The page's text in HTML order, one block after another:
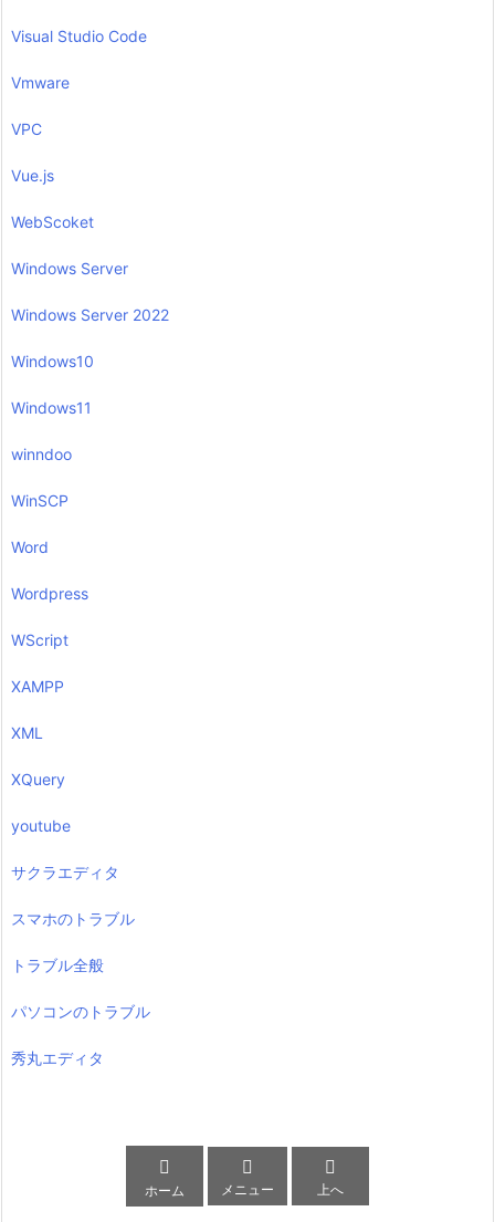
Visual Studio Code
Vmware
VPC
Vue.js
WebScoket
Windows Server
Windows Server 2022
Windows10
Windows11
winndoo
WinSCP
Word
Wordpress
WScript
XAMPP
XML
XQuery
youtube
サクラエディタ
スマホのトラブル
トラブル全般
パソコンのトラブル
秀丸エディタ

ホーム

メニュー

上へ